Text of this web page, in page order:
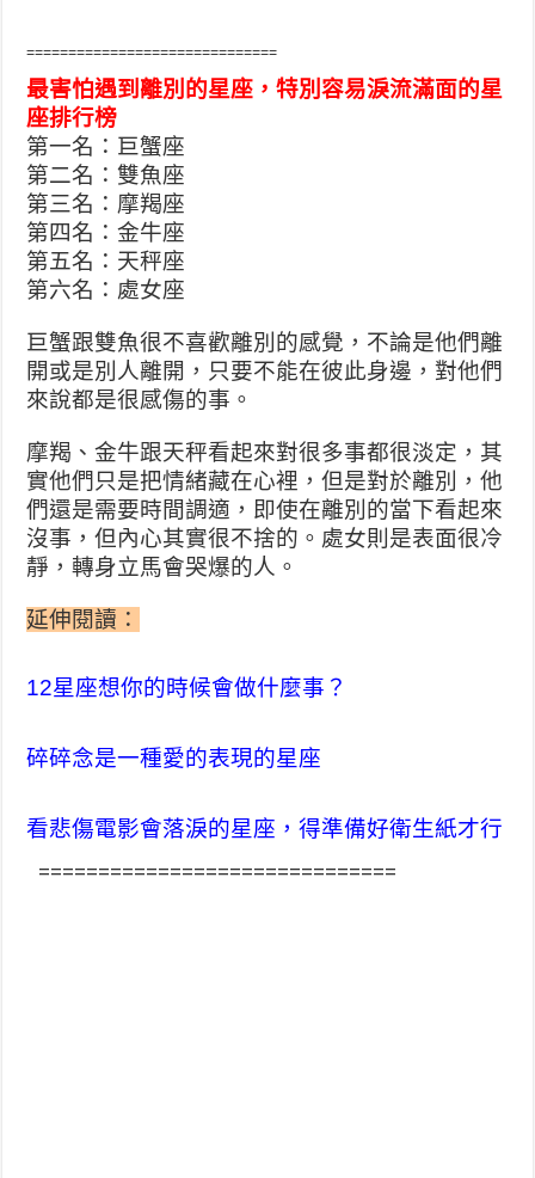
==============================
最害怕遇到離別的星座，特別容易淚流滿面的星
座排行榜
第一名：巨蟹座
第二名：雙魚座
第三名：摩羯座
第四名：金牛座
第五名：天秤座
第六名：處女座
巨蟹跟雙魚很不喜歡離別的感覺，不論是他們離
開或是別人離開，只要不能在彼此身邊，對他們
來說都是很感傷的事。
摩羯、金牛跟天秤看起來對很多事都很淡定，其
實他們只是把情緒藏在心裡，但是對於離別，他
們還是需要時間調適， 即使在離別的當下看起來
沒事，但內心其實很不捨的。處女則是表面很冷
靜，轉身立馬會哭爆的人。
延伸閱讀：
12星座想你的時候會做什麼事？
碎碎念是一種愛的表現的星座
看悲傷電影會落淚的星座，得準備好衛生紙才行
==============================